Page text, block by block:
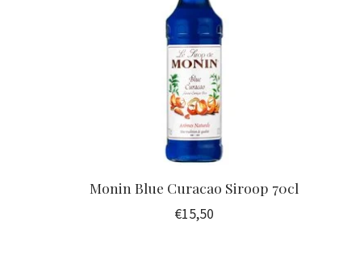
Monin Blue Curacao Siroop 70cl
€15,50